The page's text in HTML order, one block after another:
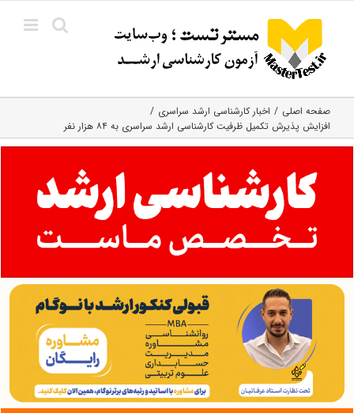
content
صفحه اصلی
اخبار کارشناسی ارشد سراسری
افزایش پذیرش تکمیل ظرفیت کارشناسی ارشد سراسری به ۸۴ هزار نفر